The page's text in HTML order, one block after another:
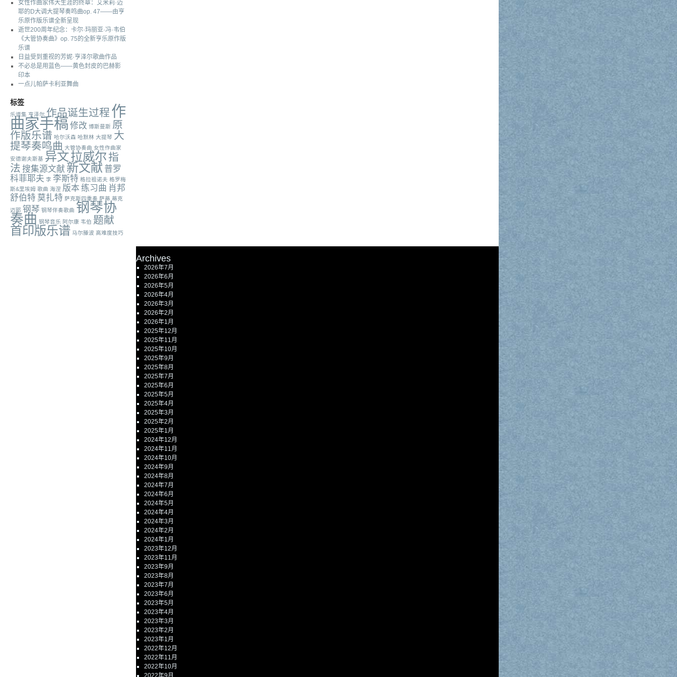
女性作曲家伟大生涯的终章：艾米莉·迈
耶的D大调大提琴奏鸣曲op. 47——由亨
乐原作版乐谱全新呈现
逝世200周年纪念：卡尔·玛丽亚·冯·韦伯
《大管协奏曲》op. 75的全新亨乐原作版
乐谱
日益受到重视的芳妮·亨泽尔歌曲作品
不必总是用蓝色——黄色封皮的巴赫影
印本
一点儿帕萨卡利亚舞曲
标签
乐谱集 亨泽尔 作品诞生过程 作
曲家手稿 修改 博斯曼斯 原
作版乐谱 哈尔沃森 哈默林 大提琴 大
提琴奏鸣曲 大管协奏曲 女性作曲家
安德谢夫斯基 异文拉威尔 指
法 搜集源文献 新文献 普罗
科菲耶夫 李 李斯特 格拉祖诺夫 格罗梅
斯&里埃姆 歌曲 海涅 版本 练习曲 肖邦
舒伯特 莫扎特 萨克斯四重奏 萨蒂 蒂克
迈耶 钢琴 钢琴伴奏歌曲 钢琴协
奏曲 钢琴音乐 阿尔康 韦伯 题献
首印版乐谱 马尔滕波 高难度技巧
Archives
2026年7月
2026年6月
2026年5月
2026年4月
2026年3月
2026年2月
2026年1月
2025年12月
2025年11月
2025年10月
2025年9月
2025年8月
2025年7月
2025年6月
2025年5月
2025年4月
2025年3月
2025年2月
2025年1月
2024年12月
2024年11月
2024年10月
2024年9月
2024年8月
2024年7月
2024年6月
2024年5月
2024年4月
2024年3月
2024年2月
2024年1月
2023年12月
2023年11月
2023年9月
2023年8月
2023年7月
2023年6月
2023年5月
2023年4月
2023年3月
2023年2月
2023年1月
2022年12月
2022年11月
2022年10月
2022年9月